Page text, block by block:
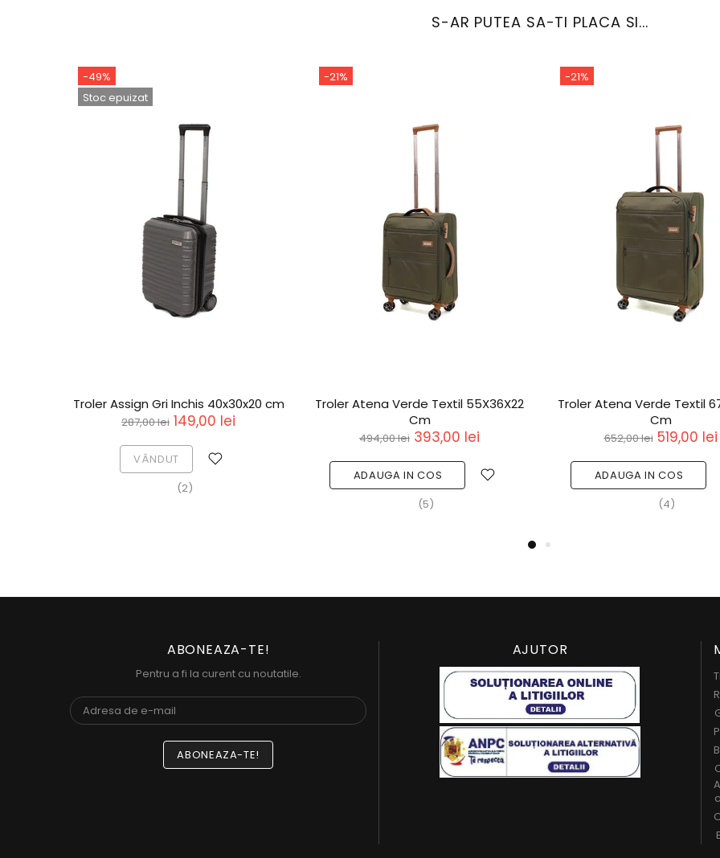
S-AR PUTEA SA-TI PLACA SI...
-21%
Troler Atena Verde Textil 67X41X27
Cm
ADAUGA IN COS
-21%
Troler Atena Verde Textil 77X46X31
Cm
790,00 lei 629,00 lei
ADAUGA IN COS
(6)
-21%
Rucsac Tip Troler Atena
49x35x23 cm
524,00 lei 417,00 lei
ADAUGA IN COS
(3)
ABONEAZA-TE!
Pentru a fi la curent cu noutatile.
AJUTOR